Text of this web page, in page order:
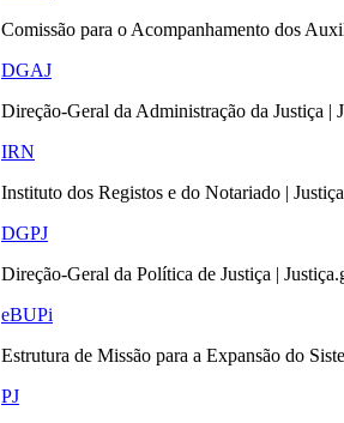
Comissão para o Acompanhamento dos
DGAJ
Direção-Geral da Administração da Justiça |
IRN
Instituto dos Registos e do Notariado |
DGPJ
Direção-Geral da Política de Justiça |
eBUPi
Estrutura de Missão para a Expansão do
PJ